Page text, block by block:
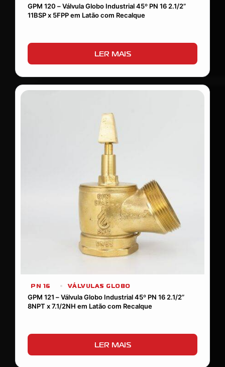
GPM 120 – Válvula Globo Industrial 45º PN 16 2.1/2”
11BSP x 5FPP em Latão com Recalque
LER MAIS
PN 16
VÁLVULAS GLOBO
GPM 121 – Válvula Globo Industrial 45º PN 16 2.1/2”
8NPT x 7.1/2NH em Latão com Recalque
LER MAIS